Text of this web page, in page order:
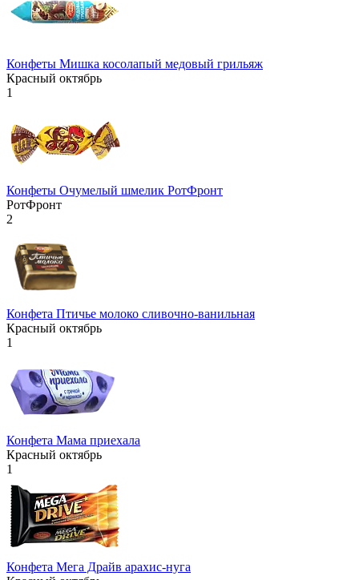
Конфеты Мишка косолапый медовый грильяж
Красный октябрь
1
Конфеты Очумелый шмелик РотФронт
РотФронт
2
Конфета Птичье молоко сливочно-ванильная
Красный октябрь
1
Конфета Мама приехала
Красный октябрь
1
Конфета Мега Драйв арахис-нуга